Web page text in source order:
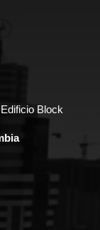
Block